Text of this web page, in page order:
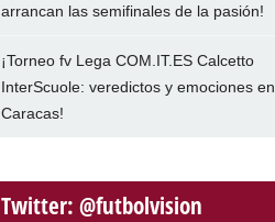
arrancan las semifinales de la pasión!
¡Torneo fv Lega COM.IT.ES Calcetto
InterScuole: veredictos y emociones en
Caracas!
Twitter: @futbolvision